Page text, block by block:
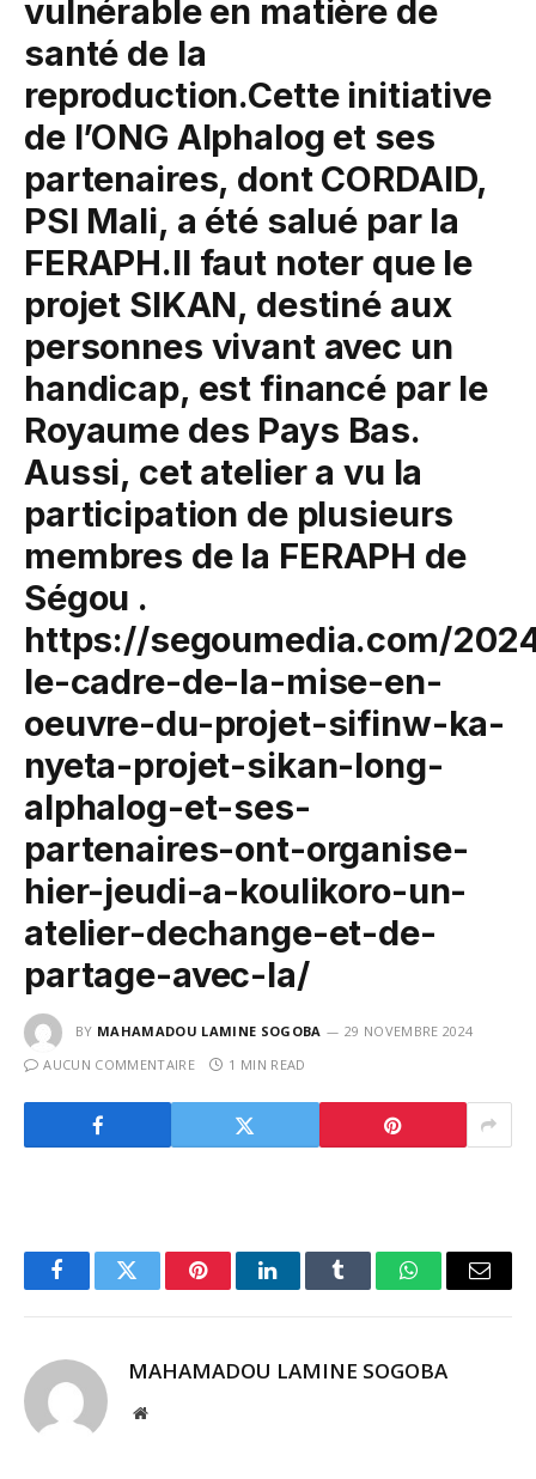
vulnérable en matière de
santé de la
reproduction.Cette initiative
de l’ONG Alphalog et ses
partenaires, dont CORDAID,
PSI Mali, a été salué par la
FERAPH.Il faut noter que le
projet SIKAN, destiné aux
personnes vivant avec un
handicap, est financé par le
Royaume des Pays Bas.
Aussi, cet atelier a vu la
participation de plusieurs
membres de la FERAPH de
Ségou .
https://segoumedia.com/
le-cadre-de-la-mise-en-
oeuvre-du-projet-sifinw-ka-
nyeta-projet-sikan-long-
alphalog-et-ses-
partenaires-ont-organise-
hier-jeudi-a-koulikoro-un-
atelier-dechange-et-de-
partage-avec-la/
BY MAHAMADOU LAMINE SOGOBA
29 NOVEMBRE 2024
AUCUN COMMENTAIRE
1 MIN READ
FacebookTwitter PinterestLinkedInTumblr WhatsAppEmail
MAHAMADOU LAMINE SOGOBA
Website